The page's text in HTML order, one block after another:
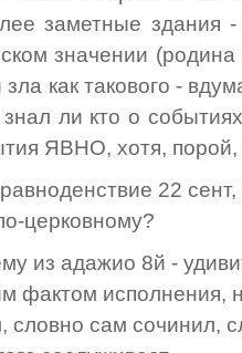
заметные здания
значении
как такового -
ли кто о
ЯВНО, хотя,
22
церковному?
из адажио 8й -
фактом исполнения,
словно сам сочинил,